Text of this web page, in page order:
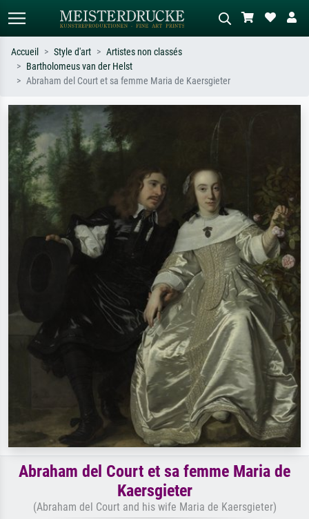
Recherche standard Recherche d'images IA
ex. Monet, Nuit étoilée,
impressionnisme, vague de Hokusai,
nu.
tableau sombre, nu debout près d'un
Accueil Style d'art
Artistes non classés
Bartholomeus van der Helst
Abraham del Court et sa femme Maria de Kaersgieter
Abraham del Court et sa femme Maria de
Kaersgieter
(Abraham del Court and his wife Maria de Kaersgieter)